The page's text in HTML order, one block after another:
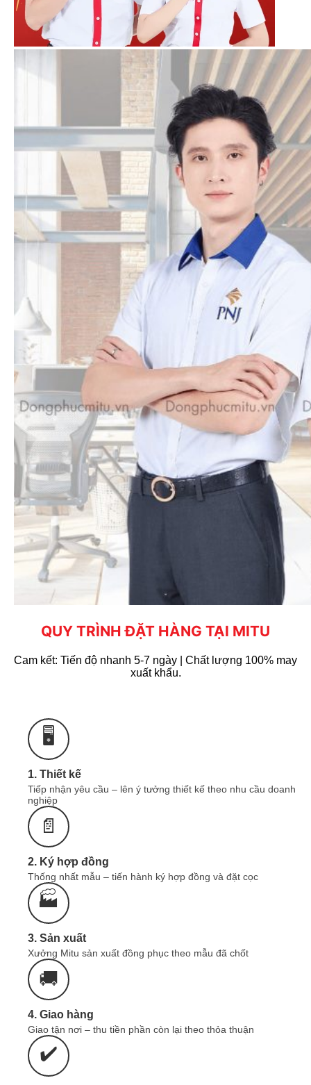
Bảng size chỉ mang tính chất tham
khảo. Ưu tiên thử size theo áo
thực tế (Mitu có bộ thử size riêng)
Ưu tiên chọn size thoải mái, ví dụ:
L/XL thì ưu tiên chọn size XL.
Liên hệ ngay đội ngũ của Mitu để
được hướng dẫn chọn size chính
xác nhất.
Bảng giá áo sơ mi (sản xuất theo yêu cầu)
giá chính xác quý khách vui lòng liên hệ
hoặc Hotline:
báo giá xưởng.
Chính sách vận chuyển & Khuyến mại
QUY TRÌNH ĐẶT HÀNG TẠI MITU
Cam kết: Tiến độ nhanh 5-7 ngày | Chất lượng 100% may
xuất khẩu.
🖥️
1. Thiết kế
Tiếp nhận yêu cầu – lên ý tưởng thiết kế theo nhu cầu doanh
nghiệp
📄
2. Ký hợp đồng
Thống nhất mẫu – tiến hành ký hợp đồng và đặt cọc
🏭
3. Sản xuất
Xưởng Mitu sản xuất đồng phục theo mẫu đã chốt
🚚
4. Giao hàng
Giao tận nơi – thu tiền phần còn lại theo thỏa thuận
✔️